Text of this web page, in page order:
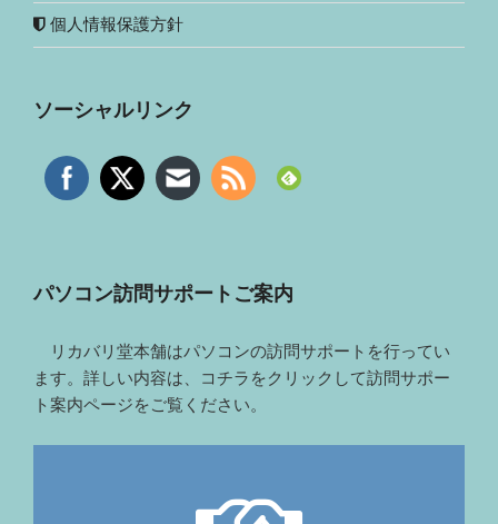
個人情報保護方針
ソーシャルリンク
パソコン訪問サポートご案内
リカバリ堂本舗はパソコンの訪問サポートを行ってい
ます。詳しい内容は、コチラをクリックして訪問サポー
ト案内ページをご覧ください。